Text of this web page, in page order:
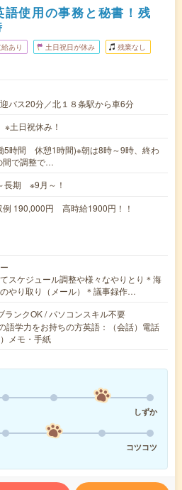
語使用の事務と秘書！残
あり 土日祝日が休み 残業なし
バス20分／北１８条駅から車6分
土日祝休み！
5時間 休憩1時間)※朝は8時～9時、終わ
間で調整で…
長期 ※9月～！
190,000円 高時給1900円！！
スケジュール調整や様々なやりとり＊海
やり取り（メール）＊議事録作…
ランクOK / パソコンスキル不要
語学力をお持ちの方英語：（会話）電話
メモ・手紙
しずか
コツコツ